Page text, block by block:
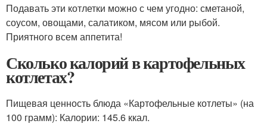
Подавать эти котлетки можно с чем угодно: сметаной,
соусом, овощами, салатиком, мясом или рыбой.
Приятного всем аппетита!
Сколько калорий в картофельных
котлетах?
Пищевая ценность блюда «Картофельные котлеты» (на
100 грамм): Калории: 145.6 ккал.